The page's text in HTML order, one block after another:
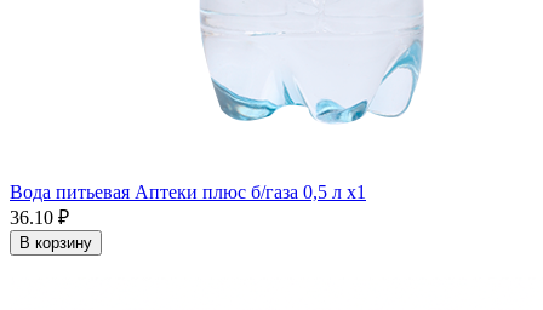
Вода питьевая Аптеки плюс б/газа 0,5 л x1
36.10 ₽
В корзину